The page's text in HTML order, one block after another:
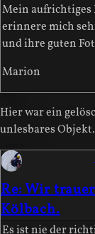
Mein aufrichtiges
erinnere mich
und ihre guten
Marion
Hier war ein
unlesbares Objekt.
Re: Wir
Kölbach.
Es ist nie der